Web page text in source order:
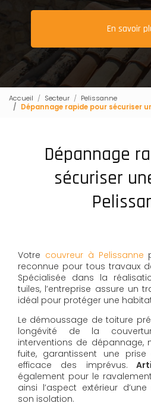
Pose de
En savoir
Accueil Secteur
Pelissanne
Dépannage rapide pour sécuriser
Dépannage
sécuriser
Votre couvreur à Pelissanne
reconnue pour tous travaux
Spécialisée dans la
tuiles, l’entreprise assure un
idéal pour protéger une
Le démoussage de toiture
longévité de la
interventions de
fuite, garantissent une
efficace des imprévus.
également pour le
ainsi l’aspect extérieur
son isolation.